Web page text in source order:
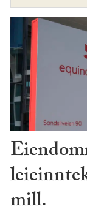
mill.